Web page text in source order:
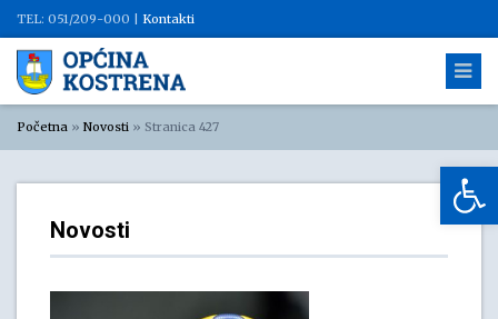
TEL: 051/209-000 | Kontakti
Početna » Novosti » Stranica 427
Novosti